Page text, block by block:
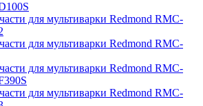
для мультиварки Redmond RMC-
для мультиварки Redmond RMC-
для мультиварки Redmond RMC-
для мультиварки Redmond RMC-